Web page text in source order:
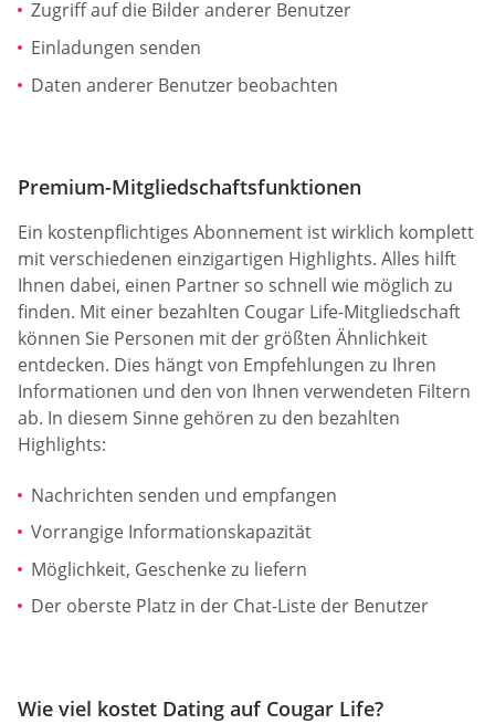
Zugriff auf die Bilder anderer Benutzer
Einladungen senden
Daten anderer Benutzer beobachten
Premium-Mitgliedschaftsfunktionen
Ein kostenpflichtiges Abonnement ist wirklich komplett
mit verschiedenen einzigartigen Highlights. Alles hilft
Ihnen dabei, einen Partner so schnell wie möglich zu
finden. Mit einer bezahlten Cougar Life-Mitgliedschaft
können Sie Personen mit der größten Ähnlichkeit
entdecken. Dies hängt von Empfehlungen zu Ihren
Informationen und den von Ihnen verwendeten Filtern
ab. In diesem Sinne gehören zu den bezahlten
Highlights:
Nachrichten senden und empfangen
Vorrangige Informationskapazität
Möglichkeit, Geschenke zu liefern
Der oberste Platz in der Chat-Liste der Benutzer
Wie viel kostet Dating auf Cougar Life?